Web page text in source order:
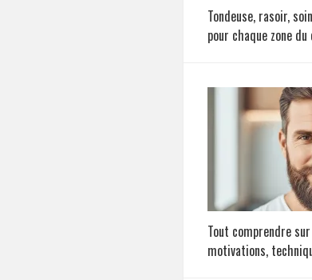
Tondeuse, rasoir,
pour chaque zone du
Tout comprendre
motivations,